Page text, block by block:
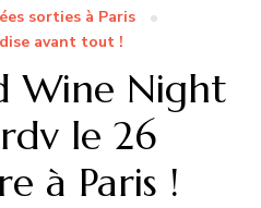
sorties à Paris
avant tout !
Wine Night
le 26
à Paris !